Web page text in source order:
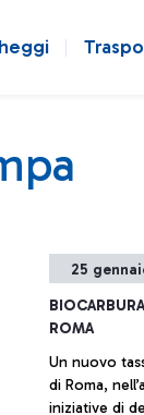
25
ROMA
Un nuovo
di Roma,
iniziative di